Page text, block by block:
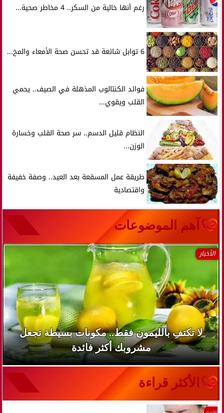
رغم أنها خالية من السكر.. 4 مخاطر صحية...
6 توابل شائعة قد تحسن صحة الأمعاء والمخ...
فوائد الكنتالوب المذهلة في الصيف.. يحمي
القلب ويقوي...
النظام قليل الدسم.. سر صحة القلب وخسارة
الوزن...
طريقة عمل المسقعة بعد العيد.. وصفة خفيفة
واقتصادية
آهم الموضوعات
الأخبار
لا تكتفِ بالليمون فقط.. مكونات بسيطة تجعل
مشروبك أكثر فائدة
الأكثر قراءة